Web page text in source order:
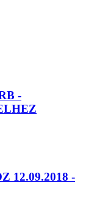
-
12.09.2018 -